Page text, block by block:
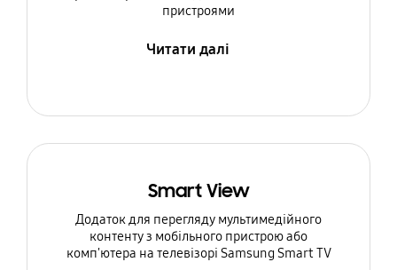
пристроями
Читати далі
Smart View
Додаток для перегляду мультимедійного
контенту з мобільного пристрою або
комп'ютера на телевізорі Samsung Smart TV